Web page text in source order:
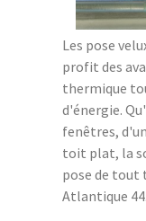
Les pose
profit des
thermique
d'énergie.
fenêtres,
toit plat, la
pose de tout
Atlantique 44.